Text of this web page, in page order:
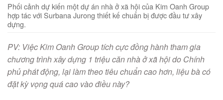
Phối cảnh dự kiến một dự án nhà ở xã hội của Kim Oanh Group
hợp tác với Surbana Jurong thiết kế chuẩn bị được đầu tư xây
dựng.
PV: Việc Kim Oanh Group tích cực đồng hành tham gia
chương trình xây dựng 1 triệu căn nhà ở xã hội do Chính
phủ phát động, lại làm theo tiêu chuẩn cao hơn, liệu bà có
đặt kỳ vọng quá cao vào điều này?